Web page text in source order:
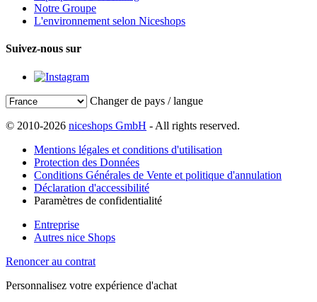
Notre Groupe
L'environnement selon Niceshops
Suivez-nous sur
Changer de pays / langue
© 2010-2026 niceshops GmbH - All rights reserved.
Mentions légales et conditions d'utilisation
Protection des Données
Conditions Générales de Vente et politique d'annulation
Déclaration d'accessibilité
Paramètres de confidentialité
Entreprise
Autres nice Shops
Renoncer au contrat
Personnalisez votre expérience d'achat